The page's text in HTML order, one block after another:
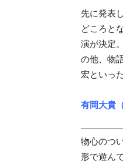
先に発表
どころと
演が決定
の他、物
宏といっ
有岡大貴
物心のつ
形で遊ん